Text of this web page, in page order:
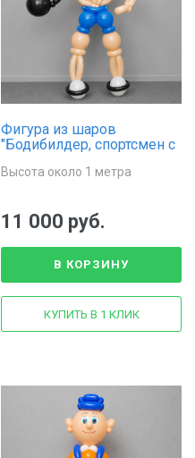
Фигура из шаров
"Бодибилдер, спортсмен с
Высота около 1 метра
11 000 руб.
В КОРЗИНУ
КУПИТЬ В 1 КЛИК